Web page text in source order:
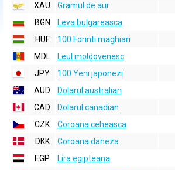
XAU
Gramul de aur
BGN
Leva bulgareasca
HUF
100 Forinti maghiari
MDL
Leul moldovenesc
JPY
100 Yeni japonezi
AUD
Dolarul australian
CAD
Dolarul canadian
CZK
Coroana ceheasca
DKK
Coroana daneza
EGP
Lira egipteana